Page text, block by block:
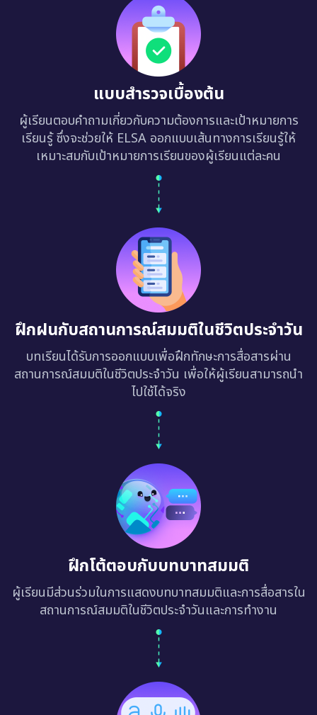
แบบสำรวจเบื้องต้น
ผู้เรียนตอบคำถามเกี่ยวกับความต้องการและเป้าหมายการ
เรียนรู้ ซึ่งจะช่วยให้ ELSA ออกแบบเส้นทางการเรียนรู้ให้
เหมาะสมกับเป้าหมายการเรียนของผู้เรียนแต่ละคน
ฝึกฝนกับสถานการณ์สมมติในชีวิตประจำวัน
บทเรียนได้รับการออกแบบเพื่อฝึกทักษะการสื่อสารผ่าน
สถานการณ์สมมติในชีวิตประจำวัน เพื่อให้ผู้เรียนสามารถนำ
ไปใช้ได้จริง
ฝึกโต้ตอบกับบทบาทสมมติ
ผู้เรียนมีส่วนร่วมในการแสดงบทบาทสมมติและการสื่อสารใน
สถานการณ์สมมติในชีวิตประจำวันและการทำงาน